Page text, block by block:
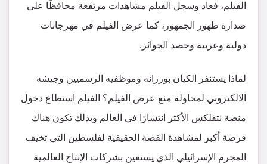
الفيلم، فعاد وسجل الفيلم مشاهدات مرتفعة محافظًا على
صدارة ظهور الجمهور، كما عرض الفيلم في مهرجانات
دولية وعربية وحصد الجوائز.
لماذا يستنفر الكيان بوزرائه وموظفيه الرسميين وجيشه
الالكتروني لمحاولة منع عرض الفيلم؟ الفيلم استطاع دخول
منصة نتفلكس الأكثر انتشارًا في العالم وبذلك تكون هناك
فرصة أكبر لمشاهدة القصة الحقيقية لفلسطين التي تخيف
المجرم الإسرائيلي الذي يستعين بشركات الإنتاج العالمية